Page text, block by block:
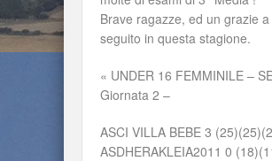
Brave ragazze, ed un grazie
seguito in questa stagione.
« UNDER 16 FEMMINILE –
Giornata 2 –
ASCI VILLA BEBE 3
ASDHERAKLEIA2011 0